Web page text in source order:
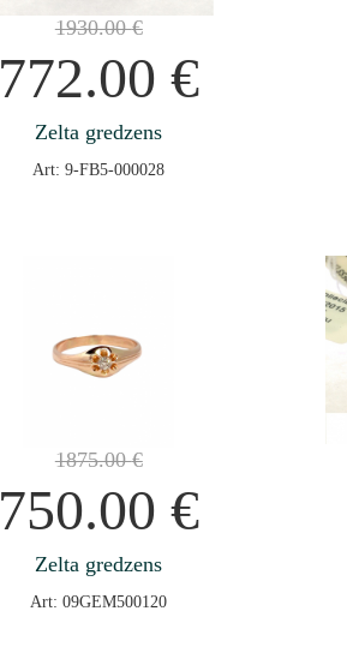
1930.00€
772.00€
Zelta gredzens
Art: 9-FB5-000028
1875.00€
750.00€
Zelta gredzens
Art: 09GEM500120